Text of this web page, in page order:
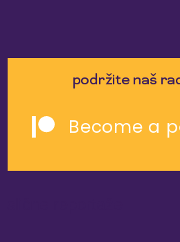
podržite naš
Become a